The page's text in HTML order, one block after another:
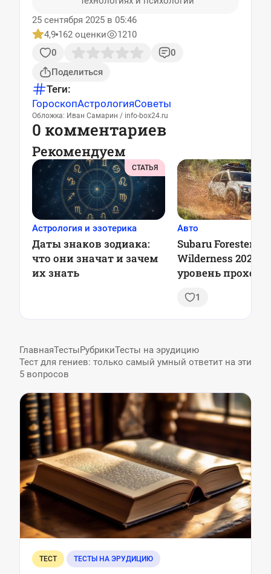
25 сентября 2025 в 05:46
4,9 162 оценки
1210
0
0
Поделиться
Теги:
ГороскопАстрологияСоветы
Обложка: Иван Самарин / info-box24.ru
0 комментариев
Рекомендуем
СТАТЬЯ
Астрология и эзотерика
Даты знаков зодиака:
что они значат и зачем
их знать
Авто
Subaru Forester
Wilderness 2025:
уровень
приключений
1
ГлавнаяТестыРубрикиТесты на эрудицию
Тест для гениев: только самый умный ответит на эти
5 вопросов
ТЕСТ ТЕСТЫ НА ЭРУДИЦИЮ